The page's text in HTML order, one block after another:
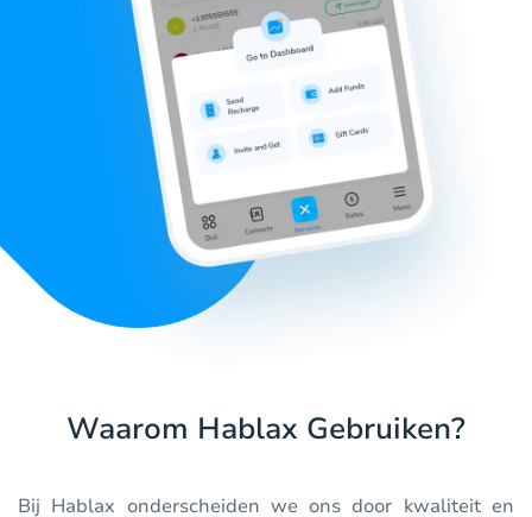
Waarom Hablax Gebruiken?
Bij Hablax onderscheiden we ons door kwaliteit en